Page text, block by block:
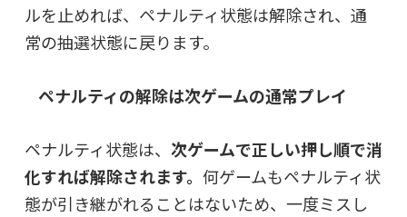
ルを止めれば、ペナルティ状態は解除され、通
常の抽選状態に戻ります。
ペナルティの解除は次ゲームの通常プレイ
ペナルティ状態は、 次ゲームで正しい押し順で消
化すれば解除されます。 何ゲームもペナルティ状
態が引き継がれることはないため、一度ミスし